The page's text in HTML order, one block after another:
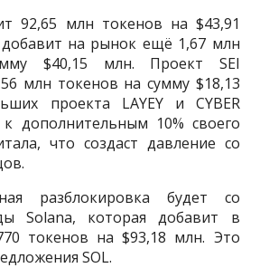
92,65 млн токенов на $43,91
на рынок ещё 1,67 млн
$40,15 млн. Проект SEI
млн токенов на сумму $18,13
проекта LAYEY и CYBER
дополнительным 10% своего
что создаст давление со
разблокировка будет со
Solana, которая добавит в
токенов на $93,18 млн. Это
SOL.